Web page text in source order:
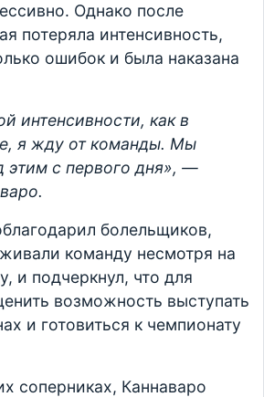
Однако после
потеряла интенсивность,
ошибок и была наказана
интенсивности, как в
я жду от команды. Мы
этим с первого дня», —
болельщиков,
команду несмотря на
и подчеркнул, что для
возможность выступать
и готовиться к чемпионату
соперниках, Каннаваро